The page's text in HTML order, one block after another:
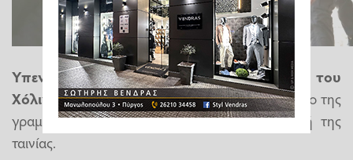
Υπενθυμίζεται ότι ο αστέρας του
Χόλιγουντέφτασε χθες στην Ύδρα με ταχύπλοο της
γραμμής το οποίο είχε ναυλώσει η παραγωγή της
ταινίας.